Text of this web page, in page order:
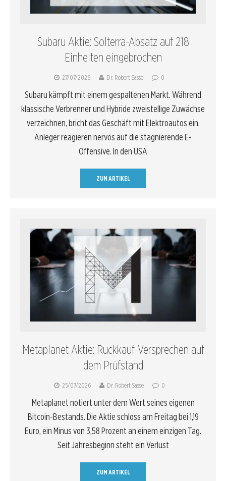
Subaru Aktie: Solterra-Absatz auf 218
Einheiten eingebrochen
27/07/2026 Dr. Robert Sasse 0
Subaru kämpft mit einem gespaltenen Markt. Während
klassische Verbrenner und Hybride zweistellige Zuwächse
verzeichnen, bricht das Geschäft mit Elektroautos ein.
Anleger reagieren nervös auf die stagnierende E-
Offensive. In den USA
ZUM ARTIKEL
Metaplanet Aktie: Rückkauf-Versprechen auf
dem Prüfstand
25/07/2026 Dr. Robert Sasse 0
Metaplanet notiert unter dem Wert seines eigenen
Bitcoin-Bestands. Die Aktie schloss am Freitag bei 1,19
Euro, ein Minus von 3,58 Prozent an einem einzigen Tag.
Seit Jahresbeginn steht ein Verlust
ZUM ARTIKEL